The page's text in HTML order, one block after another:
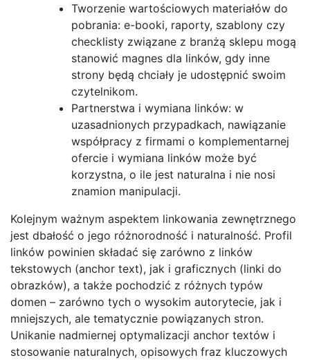
Tworzenie wartościowych materiałów do
pobrania: e-booki, raporty, szablony czy
checklisty związane z branżą sklepu mogą
stanowić magnes dla linków, gdy inne
strony będą chciały je udostępnić swoim
czytelnikom.
Partnerstwa i wymiana linków: w
uzasadnionych przypadkach, nawiązanie
współpracy z firmami o komplementarnej
ofercie i wymiana linków może być
korzystna, o ile jest naturalna i nie nosi
znamion manipulacji.
Kolejnym ważnym aspektem linkowania zewnętrznego
jest dbałość o jego różnorodność i naturalność. Profil
linków powinien składać się zarówno z linków
tekstowych (anchor text), jak i graficznych (linki do
obrazków), a także pochodzić z różnych typów
domen – zarówno tych o wysokim autorytecie, jak i
mniejszych, ale tematycznie powiązanych stron.
Unikanie nadmiernej optymalizacji anchor textów i
stosowanie naturalnych, opisowych fraz kluczowych